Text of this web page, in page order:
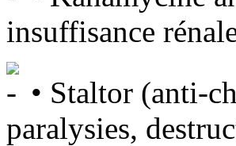
insuffisance
• Staltor (anti-
paralysies,